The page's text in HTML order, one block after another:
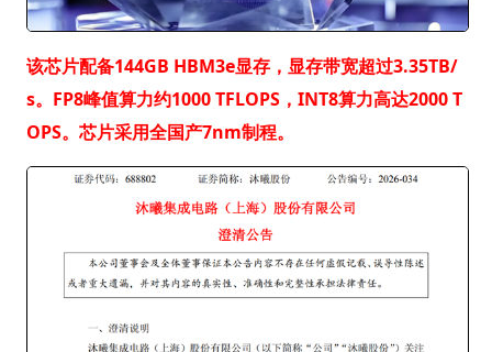
该芯片配备144GB HBM3e显存，显存带宽超过3.35TB/
s。FP8峰值算力约1000 TFLOPS，INT8算力高达2000 T
OPS。芯片采用全国产7nm制程。